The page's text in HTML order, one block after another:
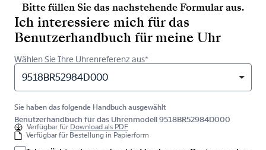
Bitte füllen Sie das nachstehende Formular aus.
Ich interessiere mich für das
Benutzerhandbuch für meine Uhr
Wählen Sie Ihre Uhrenreferenz aus*
9518BR52984D000
Sie haben das folgende Handbuch ausgewählt
Benutzerhandbuch für das Uhrenmodell 9518BR52984D000
Verfügbar für Download als PDF
Verfügbar für Bestellung in Papierform